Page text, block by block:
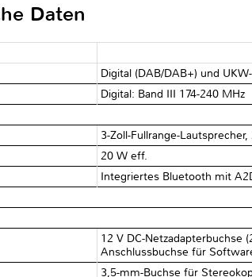
Daten
Digital (DAB/DAB+) und
Digital: Band III 174-240 MHz
3-Zoll-Fullrange-
20 W eff.
Integriertes Bluetooth mit
12 V DC-Netzadapterbuchse
Anschlussbuchse für
3,5-mm-Buchse für